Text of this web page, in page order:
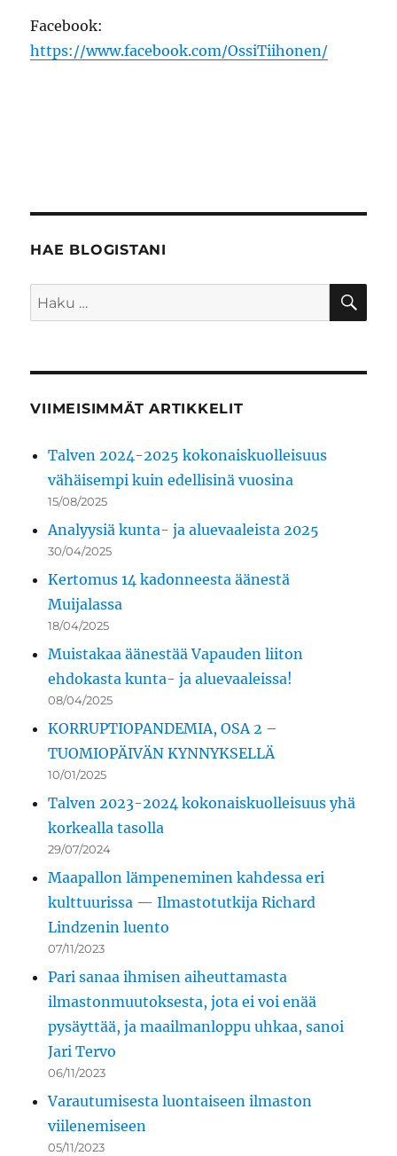
Facebook:
https://www.facebook.com/OssiTiihonen/
HAE BLOGISTANI
Etsi:
VIIMEISIMMÄT ARTIKKELIT
Talven 2024-2025 kokonaiskuolleisuus
vähäisempi kuin edellisinä vuosina
15/08/2025
Analyysiä kunta- ja aluevaaleista 2025
30/04/2025
Kertomus 14 kadonneesta äänestä
Muijalassa
18/04/2025
Muistakaa äänestää Vapauden liiton
ehdokasta kunta- ja aluevaaleissa!
08/04/2025
KORRUPTIOPANDEMIA, OSA 2 –
TUOMIOPÄIVÄN KYNNYKSELLÄ
10/01/2025
Talven 2023-2024 kokonaiskuolleisuus yhä
korkealla tasolla
29/07/2024
Maapallon lämpeneminen kahdessa eri
kulttuurissa — Ilmastotutkija Richard
Lindzenin luento
07/11/2023
Pari sanaa ihmisen aiheuttamasta
ilmastonmuutoksesta, jota ei voi enää
pysäyttää, ja maailmanloppu uhkaa, sanoi
Jari Tervo
06/11/2023
Varautumisesta luontaiseen ilmaston
viilenemiseen
05/11/2023